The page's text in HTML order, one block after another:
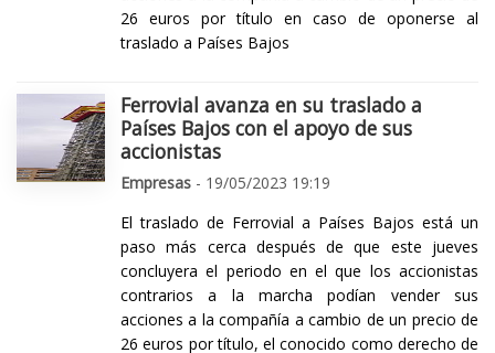
26 euros por título en caso de oponerse al
traslado a Países Bajos
Ferrovial avanza en su traslado a
Países Bajos con el apoyo de sus
accionistas
Empresas - 19/05/2023 19:19
El traslado de Ferrovial a Países Bajos está un
paso más cerca después de que este jueves
concluyera el periodo en el que los accionistas
contrarios a la marcha podían vender sus
acciones a la compañía a cambio de un precio de
26 euros por título, el conocido como derecho de